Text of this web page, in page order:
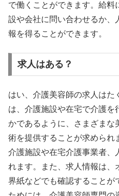
で働くことができます。給
設や会社に問い合わせるか、
報を得ることができます。
求人はある？
はい、介護美容師の求人はた
は、介護施設や在宅で介護
かであるように、さまざまな
術を提供することが求められ
介護施設や在宅介護事業者、
れます。また、求人情報は、
界紙などでも確認することが